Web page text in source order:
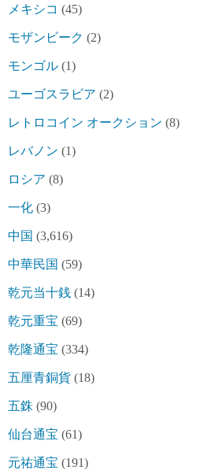
メキシコ (45)
モザンビーク (2)
モンゴル (1)
ユーゴスラビア (2)
レトロコイン オークション (8)
レバノン (1)
ロシア (8)
一化 (3)
中国 (3,616)
中華民国 (59)
乾元当十銭 (14)
乾元重宝 (69)
乾隆通宝 (334)
五厘青銅貨 (18)
五銖 (90)
仙台通宝 (61)
元祐通宝 (191)